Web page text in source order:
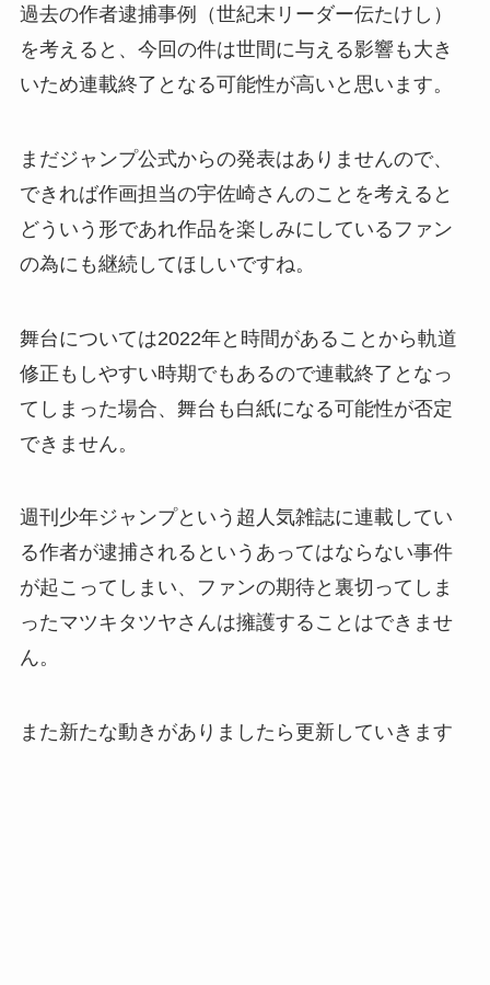
過去の作者逮捕事例（世紀末リーダー伝たけし）
を考えると、今回の件は世間に与える影響も大き
いため連載終了となる可能性が高いと思います。
まだジャンプ公式からの発表はありませんので、
できれば作画担当の宇佐崎さんのことを考えると
どういう形であれ作品を楽しみにしているファン
の為にも継続してほしいですね。
舞台については2022年と時間があることから軌道
修正もしやすい時期でもあるので連載終了となっ
てしまった場合、舞台も白紙になる可能性が否定
できません。
週刊少年ジャンプという超人気雑誌に連載してい
る作者が逮捕されるというあってはならない事件
が起こってしまい、ファンの期待と裏切ってしま
ったマツキタツヤさんは擁護することはできませ
ん。
また新たな動きがありましたら更新していきます